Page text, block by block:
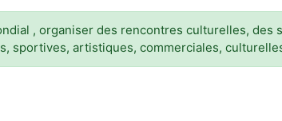
, organiser des rencontres culturelles,
sportives, artistiques, commerciales,